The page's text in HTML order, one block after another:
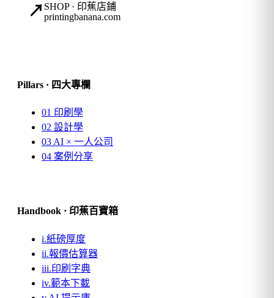
↗ SHOP · 印蕉店鋪
printingbanana.com
Pillars · 四大專欄
01 印刷學
02 設計學
03 AI × 一人公司
04 案例分享
Handbook · 印蕉百寶箱
i.紙磅厚度
ii.報價估算器
iii.印刷字典
iv.範本下載